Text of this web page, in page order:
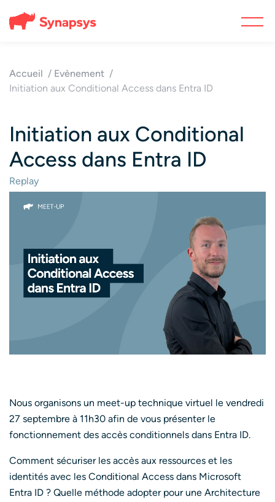
Accueil
Evènement
Initiation aux Conditional Access dans Entra ID
Initiation aux Conditional
Access dans Entra ID
Replay
Nous organisons un meet-up technique virtuel le vendredi
27 septembre à 11h30 afin de vous présenter le
fonctionnement des accès conditionnels dans Entra ID.
Comment sécuriser les accès aux ressources et les
identités avec les Conditional Access dans Microsoft
Entra ID ? Quelle méthode adopter pour une Architecture